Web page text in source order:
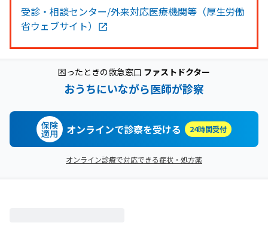
受診・相談センター/外来対応医療機関等（厚生労働
省ウェブサイト）
困ったときの救急窓口 ファストドクター
おうちにいながら医師が診察
保険
適用 オンラインで診察を受ける 24時間受付
オンライン診療で対応できる症状・処方薬